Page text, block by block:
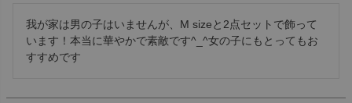
我が家は男の子はいませんが、M sizeと2点セットで飾って
います！本当に華やかで素敵です^_^女の子にもとってもお
すすめです